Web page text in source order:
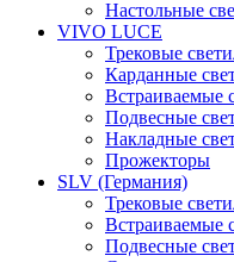
Настольные
VIVO LUCE
Трековые
Карданные
Встраиваемые
Подвесные
Накладные
Прожекторы
SLV (Германия)
Трековые
Встраиваемые
Подвесные